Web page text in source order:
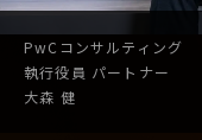
PwCコンサルティング
執行役員 パートナー
大森 健